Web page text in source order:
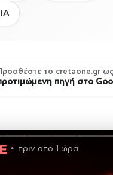
το cretaone.gr ως
πηγή στο
πριν από 1 ώρα